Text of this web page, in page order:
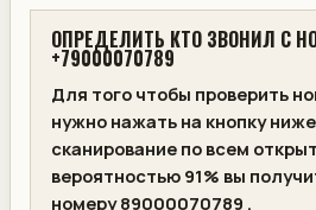
ОПРЕДЕЛИТЬ КТО ЗВОНИЛ С
+79000070789
Для того чтобы проверить
нужно нажать на кнопку
сканирование по всем
вероятностью 91% вы
номеру 89000070789 .